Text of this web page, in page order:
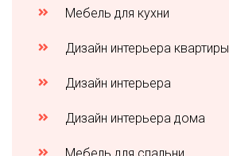
Мебель для кухни
Дизайн интерьера квартиры
Дизайн интерьера
Дизайн интерьера дома